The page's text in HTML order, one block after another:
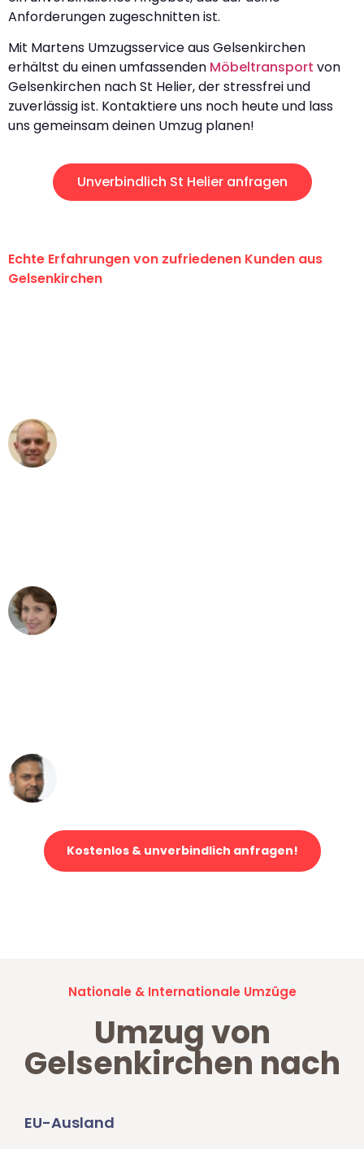
Anforderungen zugeschnitten ist.
Mit Martens Umzugsservice aus Gelsenkirchen
erhältst du einen umfassenden Möbeltransport von
Gelsenkirchen nach St Helier, der stressfrei und
zuverlässig ist. Kontaktiere uns noch heute und lass
uns gemeinsam deinen Umzug planen!
Unverbindlich St Helier anfragen
Echte Erfahrungen von zufriedenen Kunden aus
Gelsenkirchen
Kostenlos & unverbindlich anfragen!
Nationale & Internationale Umzüge
Umzug von
Gelsenkirchen nach
EU-Ausland